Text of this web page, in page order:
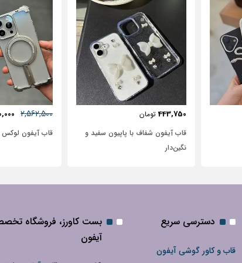
و
2,562,500
2,950,000
قاب آیفون لوکس بامپر OATSBASF
631,250
دسترسی سریع
قاب و کاور گوشی آیفون
بست کاورز، فروشگاه
آیفون